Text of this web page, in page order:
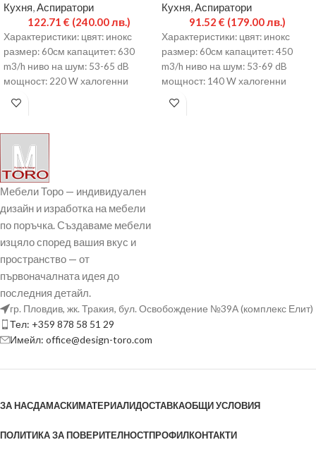
Кухня,Аспиратори
122.71 € (240.00 лв.)
Характеристики: цвят: инокс
размер: 60см капацитет: 630
m3/h ниво на шум: 53-65 dB
мощност: 220 W халогенни
Кухня,Аспиратори
91.52 € (179.00 лв.)
Характеристики: цвят: инокс
размер: 60см капацитет: 450
m3/h ниво на шум: 53-69 dB
мощност: 140 W халогенни
Мебели Торо — индивидуален
дизайн и изработка на мебели
по поръчка. Създаваме мебели
изцяло според вашия вкус и
пространство — от
първоначалната идея до
последния детайл.
гр. Пловдив, жк. Тракия, бул. Освобождение №39А (комплекс Елит)
Тел: +359 878 58 51 29
Имейл: office@design-toro.com
ЗА НАСДАМАСКИМАТЕРИАЛИДОСТАВКАОБЩИ УСЛОВИЯ
ПОЛИТИКА ЗА ПОВЕРИТЕЛНОСТПРОФИЛКОНТАКТИ